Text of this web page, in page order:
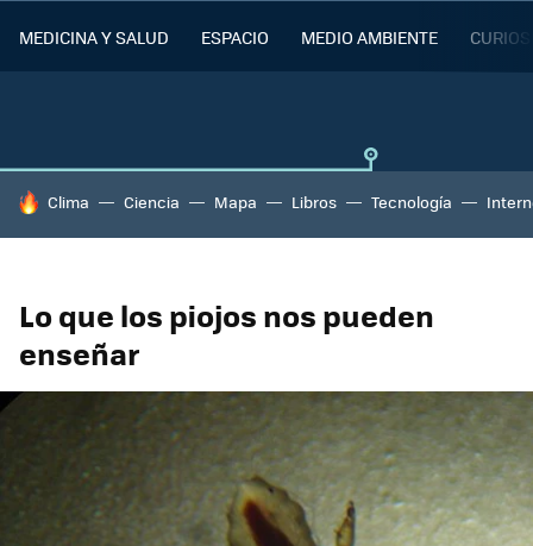
MEDICINA Y SALUD ESPACIO MEDIO AMBIENTE
HOY SE HABLA DE
Clima Ciencia Mapa Libros Tecnología
Lo que los piojos nos pueden
enseñar